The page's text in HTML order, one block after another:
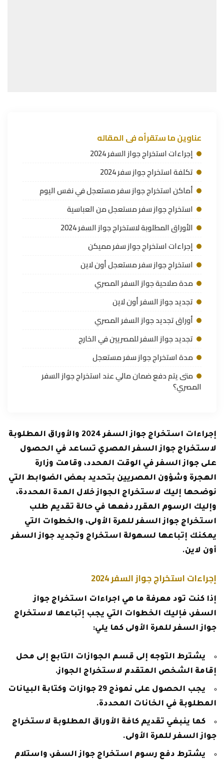
عناوين ما ستقرأه فى المقاله
إجراءات استخراج جواز السفر 2024
تكلفة استخراج جواز سفر 2024
أماكن استخراج جواز سفر مستعجل في نفس اليوم
استخراج جواز سفر مستعجل من العباسية
الأوراق المطلوبة لاستخراج جواز السفر 2024
إجراءات استخراج جواز سفر مميكن
استخراج جواز سفر مستعجل أون لاين
مدة صلاحية جواز السفر المصري
تجديد جواز السفر أون لاين
أوراق تجديد جواز السفر المصري
تجديد جواز السفر للمصريين في الخارج
مدة استخراج جواز سفر مستعجل
متى يتم دفع ضمان مالي عند استخراج جواز السفر
المصري؟
إجراءات استخراج جواز السفر 2024 والأوراق المطلوبة
لاستخراج جواز السفر المصري تساعد في الحصول
على جواز السفر في الوقت المحدد، وقامت وزارة
الهجرة وشؤون المصريين بتحديد بعض الضوابط التي
نوضحها إليك لاستخراج الجواز خلال المدة المحددة،
وإليك الرسوم المقرر دفعها في حالة تقديم طلب
استخراج جواز السفر للمرة الأولى، والخطوات التي
يمكنك إتباعها لسهولة استخراج وتجديد جواز السفر
أون لاين.
إجراءات استخراج جواز السفر 2024
إذا كنت تود معرفة ما هي اجراءات استخراج جواز
السفر، فإليك الخطوات التي يجب إتباعها لاستخراج
جواز السفر للمرة الأولى كما يلي:
يشترط التوجه إلى قسم الجوازات التابع إلى محل
إقامة الشخص المتقدم لاستخراج الجواز.
يجب الحصول على نموذج 29 جوازات وكتابة البيانات
المطلوبة في الخانات المحددة.
كما ينبغي تقديم كافة الأوراق المطلوبة لاستخراج
جواز السفر للمرة الأولى.
يشترط دفع رسوم استخراج جواز السفر، واستلام